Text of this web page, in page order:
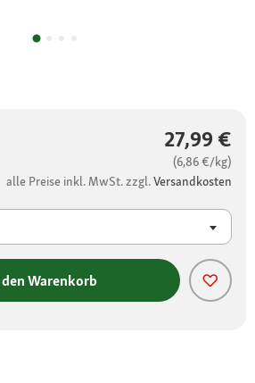
27,99 €
(6,86 €/kg)
alle Preise inkl. MwSt. zzgl.Versandkosten
Warenkorb